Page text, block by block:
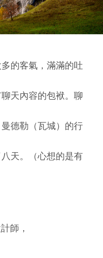
的客氣，滿滿的吐
天內容的包袱。聊
德勒（瓦城）的行
天。（心想的是有
師，